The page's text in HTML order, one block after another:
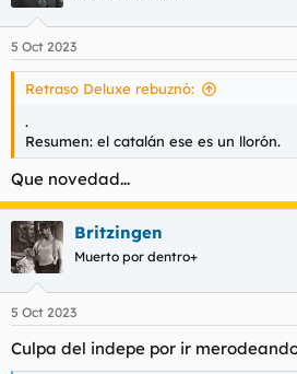
e
s
5 Oct 2023
Retraso Deluxe rebuznó:
.
Resumen: el catalán ese es un llorón.
Que novedad...
Britzingen
Muerto por dentro+
5 Oct 2023
Culpa del indepe por ir